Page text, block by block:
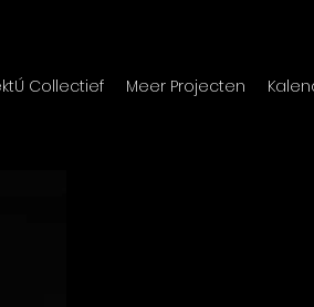
Collectief Meer Projecten